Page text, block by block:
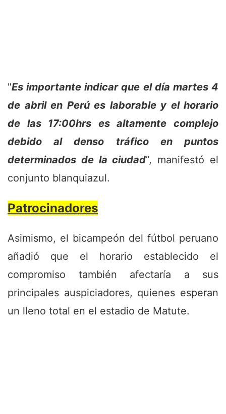
"Es importante indicar que el día martes 4
de abril en Perú es laborable y el horario
de las 17:00hrs es altamente complejo
debido al denso tráfico en puntos
determinados de la ciudad”, manifestó el
conjunto blanquiazul.
Patrocinadores
Asimismo, el bicampeón del fútbol peruano
añadió que el horario establecido el
compromiso también afectaría a sus
principales auspiciadores, quienes esperan
un lleno total en el estadio de Matute.